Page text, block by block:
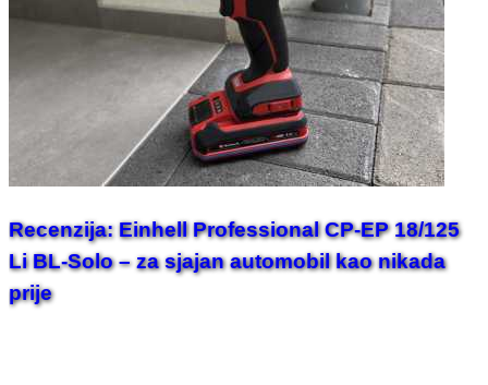
Recenzija: Einhell Professional CP-EP 18/125
Li BL-Solo – za sjajan automobil kao nikada
prije